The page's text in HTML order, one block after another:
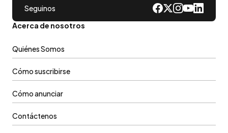
Seguinos
Acerca de nosotros
Quiénes Somos
Cómo suscribirse
Cómo anunciar
Contáctenos